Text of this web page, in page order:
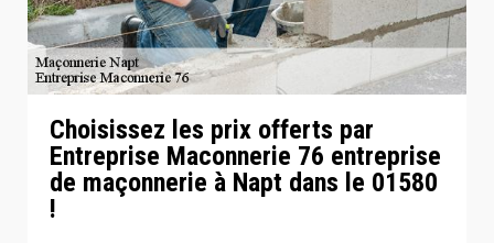
Choisissez les prix offerts par
Entreprise Maconnerie 76 entreprise
de maçonnerie à Napt dans le 01580
!